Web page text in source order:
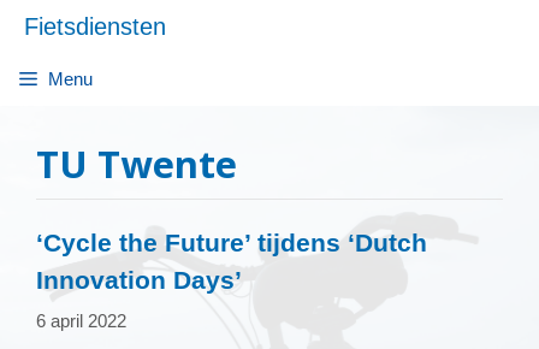
naar
inhoud
Fietsdiensten
Menu
TU Twente
‘Cycle the Future’ tijdens ‘Dutch
Innovation Days’
6 april 2022